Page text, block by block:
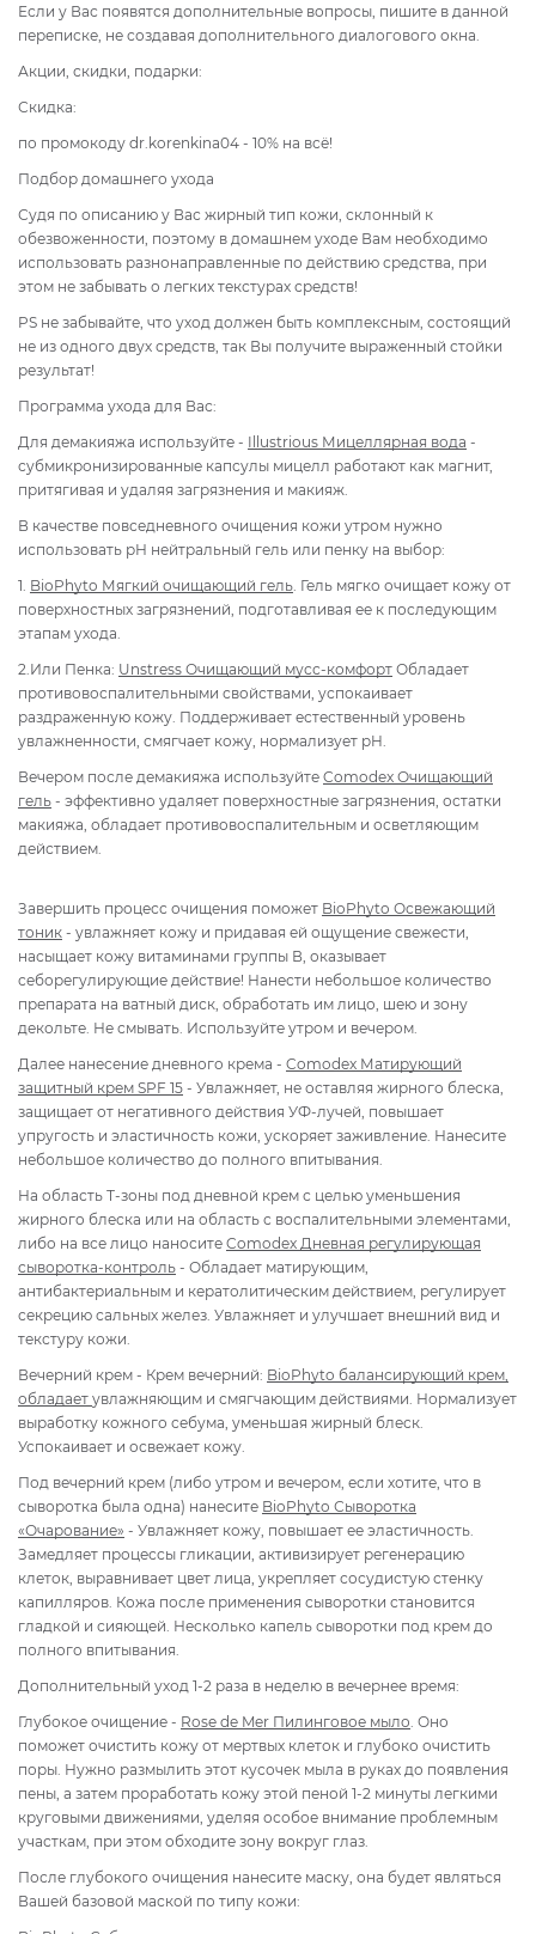
Если у Вас появятся дополнительные вопросы, пишите в данной
переписке, не создавая дополнительного диалогового окна.
Акции, скидки, подарки:
Скидка:
по промокоду dr.korenkina04 - 10% на всё!
Подбор домашнего ухода
Судя по описанию у Вас жирный тип кожи, склонный к
обезвоженности, поэтому в домашнем уходе Вам необходимо
использовать разнонаправленные по действию средства, при
этом не забывать о легких текстурах средств!
PS не забывайте, что уход должен быть комплексным, состоящий
не из одного двух средств, так Вы получите выраженный стойки
результат!
Программа ухода для Вас:
Для демакияжа используйте - Illustrious Мицеллярная вода -
субмикронизированные капсулы мицелл работают как магнит,
притягивая и удаляя загрязнения и макияж.
В качестве повседневного очищения кожи утром нужно
использовать рН нейтральный гель или пенку на выбор:
1. BioPhyto Мягкий очищающий гель . Гель мягко очищает кожу от
поверхностных загрязнений, подготавливая ее к последующим
этапам ухода.
2.Или Пенка: Unstress Очищающий мусс-комфорт Обладает
противовоспалительными свойствами, успокаивает
раздраженную кожу. Поддерживает естественный уровень
увлажненности, смягчает кожу, нормализует pH.
Вечером после демакияжа используйте Comodex Очищающий
гель - эффективно удаляет поверхностные загрязнения, остатки
макияжа, обладает противовоспалительным и осветляющим
действием.
Завершить процесс очищения поможет BioPhyto Освежающий
тоник - увлажняет кожу и придавая ей ощущение свежести,
насыщает кожу витаминами группы В, оказывает
себорегулирующие действие! Нанести небольшое количество
препарата на ватный диск, обработать им лицо, шею и зону
декольте. Не смывать. Используйте утром и вечером.
Далее нанесение дневного крема - Comodex Матирующий
защитный крем SPF 15 - Увлажняет, не оставляя жирного блеска,
защищает от негативного действия УФ-лучей, повышает
упругость и эластичность кожи, ускоряет заживление. Нанесите
небольшое количество до полного впитывания.
На область Т-зоны под дневной крем с целью уменьшения
жирного блеска или на область с воспалительными элементами,
либо на все лицо наносите Comodex Дневная регулирующая
сыворотка-контроль - Обладает матирующим,
антибактериальным и кератолитическим действием, регулирует
секрецию сальных желез. Увлажняет и улучшает внешний вид и
текстуру кожи.
Вечерний крем - Крем вечерний: BioPhyto балансирующий крем,
обладает увлажняющим и смягчающим действиями. Нормализует
выработку кожного себума, уменьшая жирный блеск.
Успокаивает и освежает кожу.
Под вечерний крем (либо утром и вечером, если хотите, что в
сыворотка была одна) нанесите BioPhyto Сыворотка
«Очарование» - Увлажняет кожу, повышает ее эластичность.
Замедляет процессы гликации, активизирует регенерацию
клеток, выравнивает цвет лица, укрепляет сосудистую стенку
капилляров. Кожа после применения сыворотки становится
гладкой и сияющей. Несколько капель сыворотки под крем до
полного впитывания.
Дополнительный уход 1-2 раза в неделю в вечернее время:
Глубокое очищение - Rose de Mer Пилинговое мыло . Оно
поможет очистить кожу от мертвых клеток и глубоко очистить
поры. Нужно размылить этот кусочек мыла в руках до появления
пены, а затем проработать кожу этой пеной 1-2 минуты легкими
круговыми движениями, уделяя особое внимание проблемным
участкам, при этом обходите зону вокруг глаз.
После глубокого очищения нанесите маску, она будет являться
Вашей базовой маской по типу кожи: